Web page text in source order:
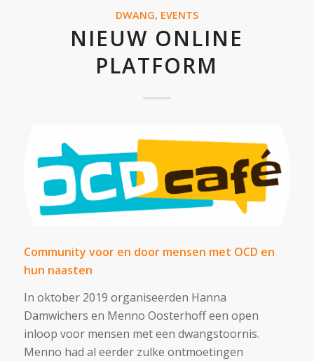
DWANG, EVENTS
NIEUW ONLINE
PLATFORM
Community voor en door mensen met OCD en
hun naasten
In oktober 2019 organiseerden Hanna
Damwichers en Menno Oosterhoff een open
inloop voor mensen met een dwangstoornis.
Menno had al eerder zulke ontmoetingen